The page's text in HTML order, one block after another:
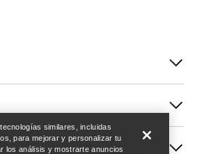
similares, incluidas
para mejorar y personalizar tu
los análisis y mostrarte anuncios